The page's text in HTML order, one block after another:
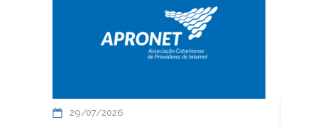
29/07/2026